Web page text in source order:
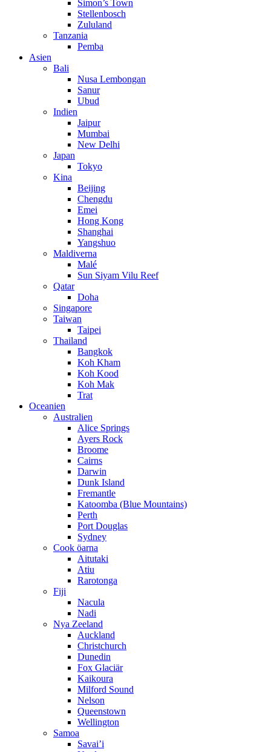
Simon’s Town
Stellenbosch
Zululand
Tanzania
Pemba
Asien
Bali
Nusa Lembongan
Sanur
Ubud
Indien
Jaipur
Mumbai
New Delhi
Japan
Tokyo
Kina
Beijing
Chengdu
Emei
Hong Kong
Shanghai
Yangshuo
Maldiverna
Malé
Sun Siyam Vilu Reef
Qatar
Doha
Singapore
Taiwan
Taipei
Thailand
Bangkok
Koh Kham
Koh Kood
Koh Mak
Trat
Oceanien
Australien
Alice Springs
Ayers Rock
Broome
Cairns
Darwin
Dunk Island
Fremantle
Katoomba (Blue Mountains)
Perth
Port Douglas
Sydney
Cook öarna
Aitutaki
Atiu
Rarotonga
Fiji
Nacula
Nadi
Nya Zeeland
Auckland
Christchurch
Dunedin
Fox Glaciär
Kaikoura
Milford Sound
Nelson
Queenstown
Wellington
Samoa
Savai’i